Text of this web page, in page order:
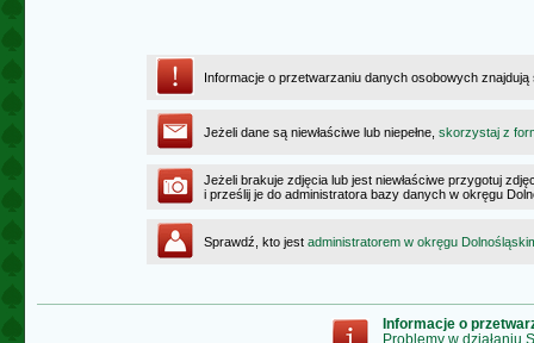
Informacje o przetwarzaniu danych osobowych
Jeżeli dane są niewłaściwe lub niepełne, skorzystaj z
Jeżeli brakuje zdjęcia lub jest niewłaściwe przygotuj
i prześlij je do administratora bazy danych w okręgu
Sprawdź, kto jest administratorem w okręgu
Informacje o
Problemy w działaniu